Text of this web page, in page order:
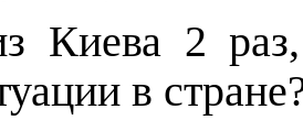
Киева 2
в